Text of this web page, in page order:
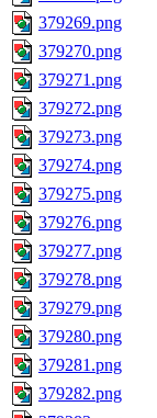
379269.png
379270.png
379271.png
379272.png
379273.png
379274.png
379275.png
379276.png
379277.png
379278.png
379279.png
379280.png
379281.png
379282.png